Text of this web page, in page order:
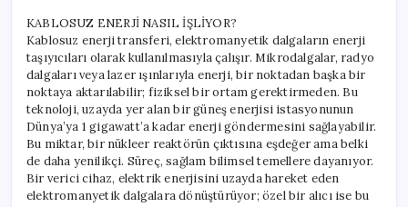
KABLOSUZ ENERJİ NASIL İŞLİYOR?
Kablosuz enerji transferi, elektromanyetik dalgaların enerji
taşıyıcıları olarak kullanılmasıyla çalışır. Mikrodalgalar, radyo
dalgaları veya lazer ışınlarıyla enerji, bir noktadan başka bir
noktaya aktarılabilir; fiziksel bir ortam gerektirmeden. Bu
teknoloji, uzayda yer alan bir güneş enerjisi istasyonunun
Dünya’ya 1 gigawatt’a kadar enerji göndermesini sağlayabilir.
Bu miktar, bir nükleer reaktörün çıktısına eşdeğer ama belki
de daha yenilikçi. Süreç, sağlam bilimsel temellere dayanıyor.
Bir verici cihaz, elektrik enerjisini uzayda hareket eden
elektromanyetik dalgalara dönüştürüyor; özel bir alıcı ise bu